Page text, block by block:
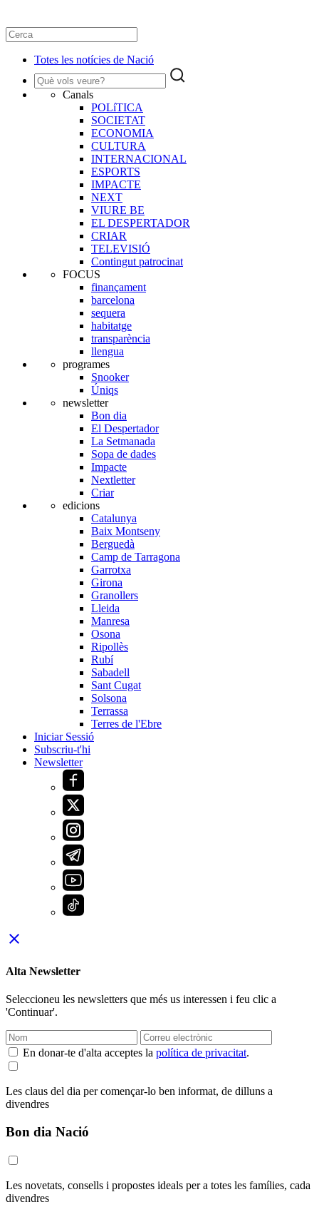
Totes les notícies de Nació
Canals
POLíTICA
SOCIETAT
ECONOMIA
CULTURA
INTERNACIONAL
ESPORTS
IMPACTE
NEXT
VIURE BE
EL DESPERTADOR
CRIAR
TELEVISIÓ
Contingut patrocinat
FOCUS
finançament
barcelona
sequera
habitatge
transparència
llengua
programes
Snooker
Úniqs
newsletter
Bon dia
El Despertador
La Setmanada
Sopa de dades
Impacte
Nextletter
Criar
edicions
Catalunya
Baix Montseny
Berguedà
Camp de Tarragona
Garrotxa
Girona
Granollers
Lleida
Manresa
Osona
Ripollès
Rubí
Sabadell
Sant Cugat
Solsona
Terrassa
Terres de l'Ebre
Iniciar Sessió
Subscriu-t'hi
Newsletter
close
Alta Newsletter
Seleccioneu les newsletters que més us interessen i feu clic a
'Continuar'.
En donar-te d'alta acceptes la política de privacitat.
Les claus del dia per començar-lo ben informat, de dilluns a
divendres
Bon dia Nació
Les novetats, consells i propostes ideals per a totes les famílies, cada
divendres